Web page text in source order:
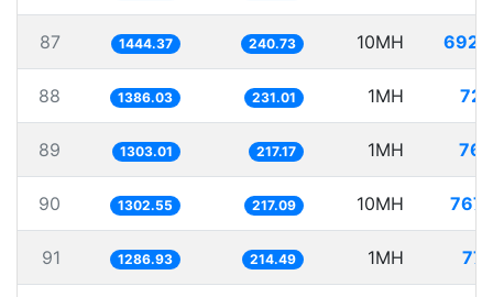
87 1444.37 240.73 10MH
88 1386.03 231.01 1MH
89 1303.01 217.17 1MH
90 1302.55 217.09 10MH
91 1286.93 214.49 1MH